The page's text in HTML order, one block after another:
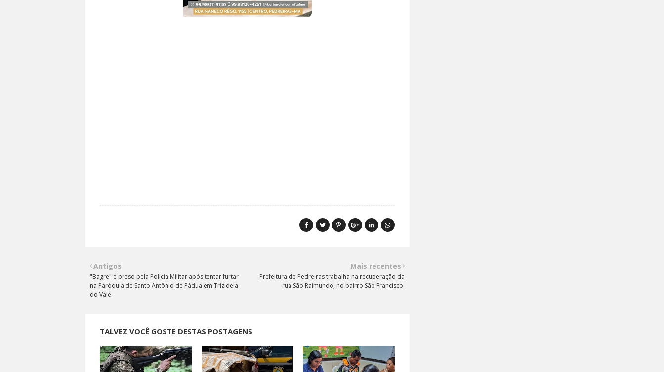
Mais recentes
Prefeitura de Pedreiras trabalha na recuperação da
rua São Raimundo, no bairro São Francisco.
Antigos
"Bagre" é preso pela Polícia Militar após tentar furtar
na Paróquia de Santo Antônio de Pádua em Trizidela
do Vale.
TALVEZ VOCÊ GOSTE DESTAS POSTAGENS